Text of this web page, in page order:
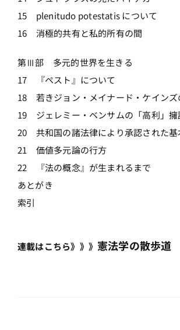
15 plenitudo potestatis について
16 消極的共有と私的所有の間
第Ⅲ部 多元的世界を生きる
17 『ペスト』について
18 若きジョン・メイナード・ケインズ
19 ジェレミー・ベンサムの「高利」擁
20 共和国の諸法律により承認された基
21 価値多元論の行方
22 『法の概念』が生まれるまで
あとがき
索引
連載はこちら》》》 憲法学の散歩道